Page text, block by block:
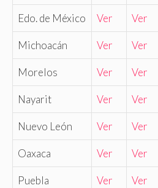
Edo. de México Ver Ver
Michoacán Ver Ver
Morelos Ver Ver
Nayarit Ver Ver
Nuevo León Ver Ver
Oaxaca Ver Ver
Puebla Ver Ver